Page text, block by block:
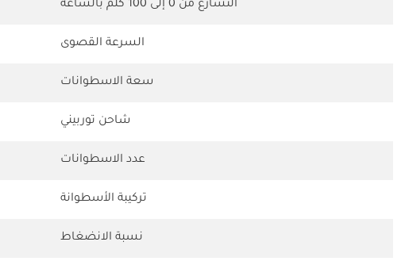
التسارع من 0 إلى 100 كلم بالساعة
السرعة القصوى
سعة الاسطوانات
شاحن توربيني
عدد الاسطوانات
تركيبة الأسطوانة
نسبة الانضغاط